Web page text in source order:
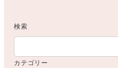
検索
カテゴリー